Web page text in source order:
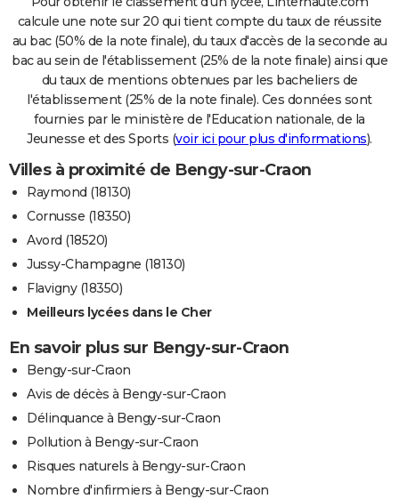
calcule une note sur 20 qui tient compte du taux de réussite
au bac (50% de la note finale), du taux d'accès de la seconde au
bac au sein de l'établissement (25% de la note finale) ainsi que
du taux de mentions obtenues par les bacheliers de
l'établissement (25% de la note finale). Ces données sont
fournies par le ministère de l'Education nationale, de la
Jeunesse et des Sports (voir ici pour plus d'informations).
Villes à proximité de Bengy-sur-Craon
Raymond (18130)
Cornusse (18350)
Avord (18520)
Jussy-Champagne (18130)
Flavigny (18350)
Meilleurs lycées dans le Cher
En savoir plus sur Bengy-sur-Craon
Bengy-sur-Craon
Avis de décès à Bengy-sur-Craon
Délinquance à Bengy-sur-Craon
Pollution à Bengy-sur-Craon
Risques naturels à Bengy-sur-Craon
Nombre d'infirmiers à Bengy-sur-Craon